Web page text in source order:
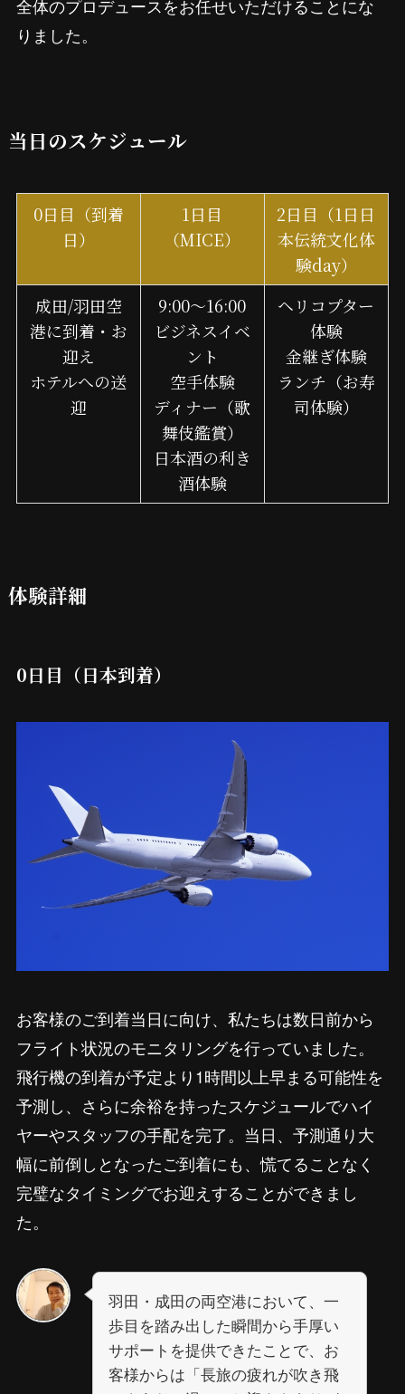
全体のプロデュースをお任せいただけることにな
りました。
当日のスケジュール
0日目（到着
日）
1日目
（MICE）
2日目（1日日
本伝統文化体
験day）
成田/羽田空
港に到着・お
迎え
ホテルへの送
迎
9:00～16:00
ビジネスイベ
ント
空手体験
ディナー（歌
舞伎鑑賞）
日本酒の利き
酒体験
ヘリコプター
体験
金継ぎ体験
ランチ（お寿
司体験）
体験詳細
0日目（日本到着）
お客様のご到着当日に向け、私たちは数日前から
フライト状況のモニタリングを行っていました。
飛行機の到着が予定より1時間以上早まる可能性を
予測し、さらに余裕を持ったスケジュールでハイ
ヤーやスタッフの手配を完了。当日、予測通り大
幅に前倒しとなったご到着にも、慌てることなく
完璧なタイミングでお迎えすることができまし
た。
羽田・成田の両空港において、一
歩目を踏み出した瞬間から手厚い
サポートを提供できたことで、お
客様からは「長旅の疲れが吹き飛